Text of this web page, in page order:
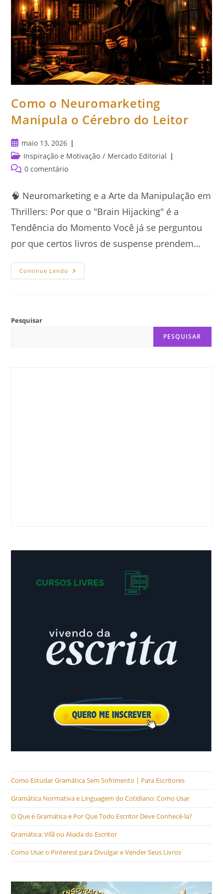
Como o Neuromarketing
Manipula o Cérebro do Leitor
Post
publicado:
maio 13, 2026
Categoria
do
Inspiração e Motivação / Mercado Editorial
Comentários
0 comentário
🧠 Neuromarketing e a Arte da Manipulação em
Thrillers: Por que o "Brain Hijacking" é a
Tendência do Momento Você já se perguntou
por que certos livros de suspense prendem…
Continue Lendo Como
O
Pesquisar
PESQUISAR
Como Estudar Gramática Sem Sofrimento | Para Escritores
Gramática Normativa e Linguagem do Cotidiano: Como Usar
O Que é Gramática e Por Que Todo Escritor Deve Conhecê-la?
Gramática: Vilã ou Aliada do Escritor
Como Usar o Pinterest para Divulgar e Vender Seus Livros